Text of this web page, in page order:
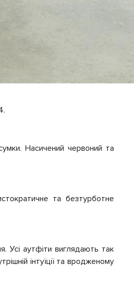
Насичений червоний та
та безтурботне
Усі аутфіти виглядають так
інтуїції та вродженому